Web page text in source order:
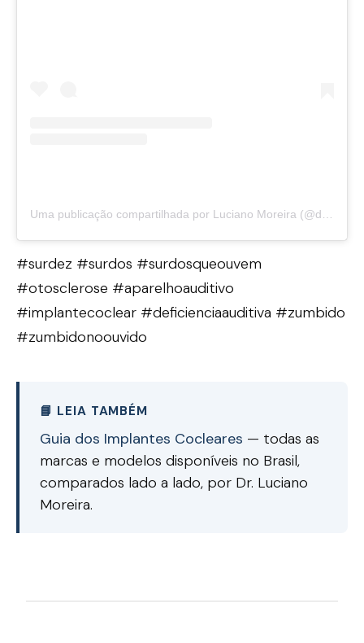
#surdez #surdos #surdosqueouvem
#otosclerose #aparelhoauditivo
#implantecoclear #deficienciaauditiva #zumbido
#zumbidonoouvido
📘 LEIA TAMBÉM
Guia dos Implantes Cocleares — todas as
marcas e modelos disponíveis no Brasil,
comparados lado a lado, por Dr. Luciano
Moreira.